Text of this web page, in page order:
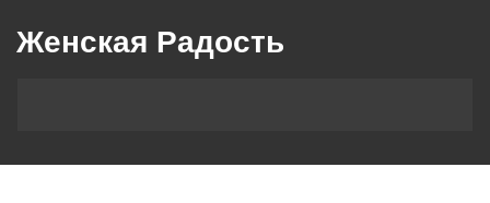
Женская Радость